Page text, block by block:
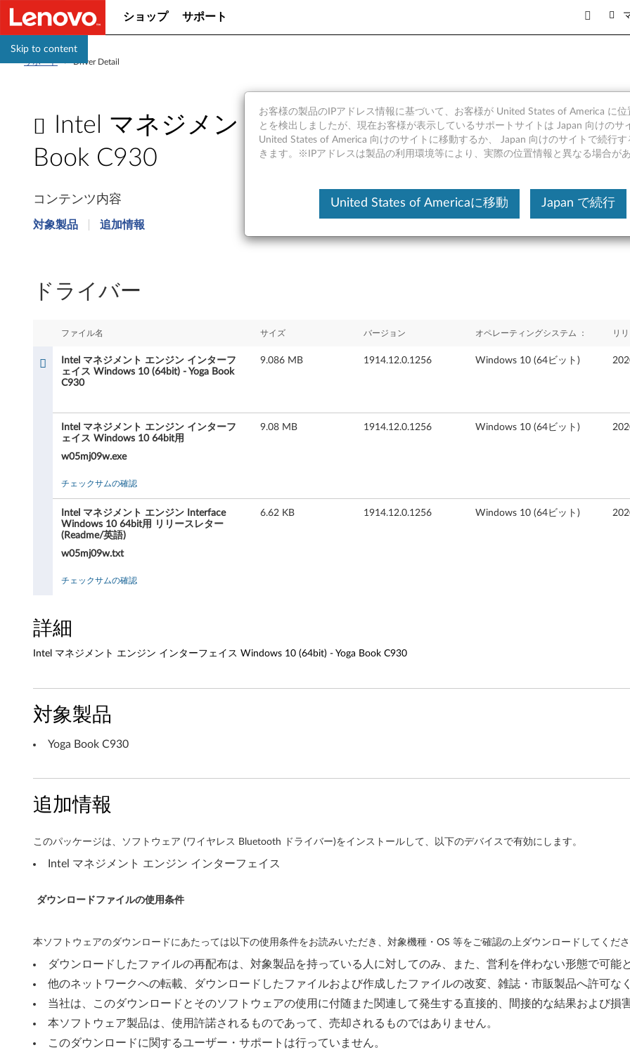
Skip to content
ショップ サポート
サポート >Driver Detail
Intel マネジメント エンジン インターフェイス
Book C930
n
メ
ン
タ
フ
ェ
ス
W
i
n
d
w
s
1
0
コンテンツ内容
対象製品 追加情報
ドライバー
ファイル名 サイズ バージョン オペレーティングシステム ： リ
Intel マネジメント エンジン インターフ
ェイス Windows 10 (64bit) - Yoga Book
C930
9.086 MB 1914.12.0.1256 Windows 10 (64ビット)
Intel マネジメント エンジン インターフ
ェイス Windows 10 64bit用
w05mj09w.exe
9.08 MB 1914.12.0.1256 Windows 10 (64ビット)
チェックサムの確認
Intel マネジメント エンジン Interface
Windows 10 64bit用 リリースレター
(Readme/英語)
w05mj09w.txt
6.62 KB 1914.12.0.1256 Windows 10 (64ビット)
チェックサムの確認
詳細
Intel マネジメント エンジン インターフェイス Windows 10 (64bit) - Yoga Book C930
対象製品
Yoga Book C930
追加情報
このパッケージは、ソフトウェア (ワイヤレス Bluetooth ドライバー)をインストールして、以下のデバイスで有効にします。
Intel マネジメント エンジン インターフェイス
ダウンロードファイルの使用条件
本ソフトウェアのダウンロードにあたっては以下の使用条件をお読みいただき、対象機種・OS 等をご確認の上ダウンロードしてくだ
ダウンロードしたファイルの再配布は、対象製品を持っている人に対してのみ、また、営利を伴わない形態で可能
他のネットワークへの転載、ダウンロードしたファイルおよび作成したファイルの改変、雑誌・市販製品へ許可な
当社は、このダウンロードとそのソフトウェアの使用に付随また関連して発生する直接的、間接的な結果および損
本ソフトウェア製品は、使用許諾されるものであって、売却されるものではありません。
このダウンロードに関するユーザー・サポートは行っていません。
お客様の製品のIPアドレス情報に基づいて、お客様が United States of America に
とを検出しましたが、現在お客様が表示しているサポートサイトは Japan 向けのサ
United States of America 向けのサイトに移動するか、 Japan 向けのサイトで続行
きます。※IPアドレスは製品の利用環境等により、実際の位置情報と異なる場合が
United States of Americaに移動 Japan で続行